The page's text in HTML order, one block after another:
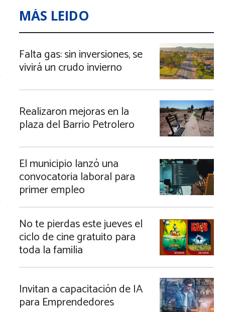
MÁS LEIDO
Falta gas: sin inversiones, se
vivirá un crudo invierno
Realizaron mejoras en la
plaza del Barrio Petrolero
El municipio lanzó una
convocatoria laboral para
primer empleo
No te pierdas este jueves el
ciclo de cine gratuito para
toda la familia
Invitan a capacitación de IA
para Emprendedores